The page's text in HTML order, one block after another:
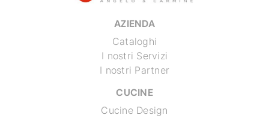
AZIENDA
Cataloghi
I nostri Servizi
I nostri Partner
CUCINE
Cucine Design